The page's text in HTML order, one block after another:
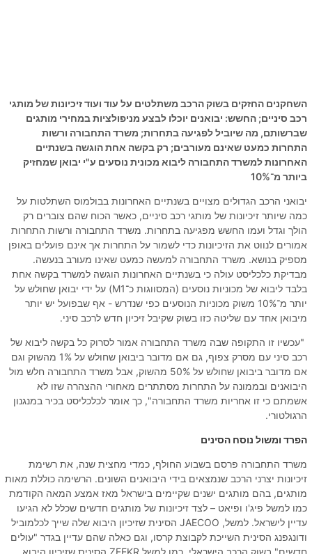
השחקנים החזקים בשוק הרכב משתלטים על עוד ועוד זיכיונות של מותגי
רכב סיניים; החשש: יבואנים יוכלו לבצע מניפולציות במחירי מותגים
שברשותם, מה שיוביל לפגיעה בתחרות; משרד התחבורה ורשות
התחרות כמעט שאינם מעורבים; רק בקשה אחת הוגשה בשנתיים
האחרונות למשרד התחבורה ליבוא מכונית נוסעים ע"י יבואן שמחזיק
ביותר מ־10%
יבואני הרכב הגדולים מצויים בשנתיים האחרונות בבולמוס השתלטות על
כמה שיותר זיכיונות של מותגי רכב סיניים, כאשר הכוח שהם צוברים רק
הולך וגדל ועמו החשש מפגיעה בתחרות. משרד התחבורה ורשות התחרות
אמורים לנווט את הזיכיונות כדי לשמור על התחרות אך אינם פועלים באופן
מספיק בנושא. משרד התחבורה למעשה כמעט שאינו מעורב בנעשה.
מבדיקת כלכליסט עולה כי בשנתיים האחרונות הוגשה למשרד בקשה אחת
בלבד ליבוא של מכוניות נוסעים (המסווגות כ־M1) על ידי יבואן שחולש על
יותר מ־10% משוק מכוניות הנוסעים כפי שנדרש - אף שבפועל יש יותר
מיבואן אחד עם שליטה כזו בשוק שקיבל זיכיון חדש לרכב סיני.
"עכשיו זו התקופה שבה משרד התחבורה אמור לסרוק כל בקשה ליבוא של
רכב סיני עם מסרק צפוף, גם אם מדובר ביבואן שחולש על 1% מהשוק וגם
אם מדובר ביבואן שחולש על 50% מהשוק, אבל משרד התחבורה חלש מול
היבואנים ובממונה על התחרות מסתתרים מאחורי ההצהרה שזו לא
אשמתם כי זו אחריות משרד התחבורה", כך אומר לכלכליסט בכיר במנגנון
הרגולטורי.
הפרד ומשול נוסח הסינים
משרד התחבורה פרסם בשבוע החולף, כמדי מחצית שנה, את רשימת
זיכיונות יצרני הרכב שנמצאים בידי היבואנים השונים. הרשימה כוללת מאות
מותגים, בהם מותגים ישנים שקיימים בישראל מאז אמצע המאה הקודמת
כמו למשל פיג'ו ופיאט – לצד זיכיונות של מותגים חדשים שכלל לא הגיעו
עדיין לישראל. למשל, JAECOO הסינית שזיכיון היבוא שלה שייך לכלמוביל
ודונגפנג הסינית השייכת לקבוצת קרסו, וגם כאלה שהם עדיין בגדר "עולים
חדשים" בשוק הרכב הישראלי, כמו למשל ZEEKR הסינית שזיכיון היבוא